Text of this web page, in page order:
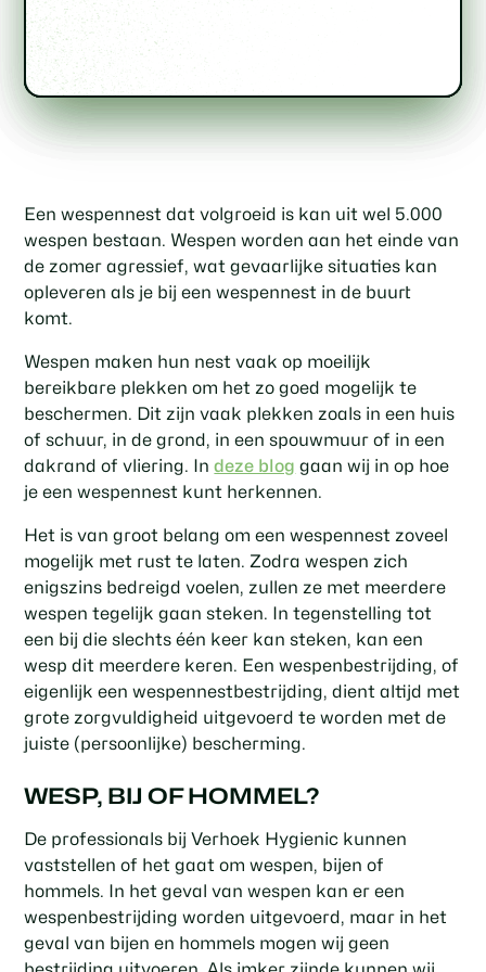
Een wespennest dat volgroeid is kan uit wel 5.000
wespen bestaan. Wespen worden aan het einde van
de zomer agressief, wat gevaarlijke situaties kan
opleveren als je bij een wespennest in de buurt
komt.
Wespen maken hun nest vaak op moeilijk
bereikbare plekken om het zo goed mogelijk te
beschermen. Dit zijn vaak plekken zoals in een huis
of schuur, in de grond, in een spouwmuur of in een
dakrand of vliering. Indeze blog gaan wij in op hoe
je een wespennest kunt herkennen.
Het is van groot belang om een wespennest zoveel
mogelijk met rust te laten. Zodra wespen zich
enigszins bedreigd voelen, zullen ze met meerdere
wespen tegelijk gaan steken. In tegenstelling tot
een bij die slechts één keer kan steken, kan een
wesp dit meerdere keren. Een wespenbestrijding, of
eigenlijk eenwespennestbestrijding, dient altijd met
grote zorgvuldigheid uitgevoerd te worden met de
juiste (persoonlijke) bescherming.
WESP, BIJ OF HOMMEL?
De professionals bij Verhoek Hygienic kunnen
vaststellen of het gaat om wespen, bijen of
hommels. In het geval van wespen kan er een
wespenbestrijding worden uitgevoerd, maar in het
geval van bijen en hommels mogen wij geen